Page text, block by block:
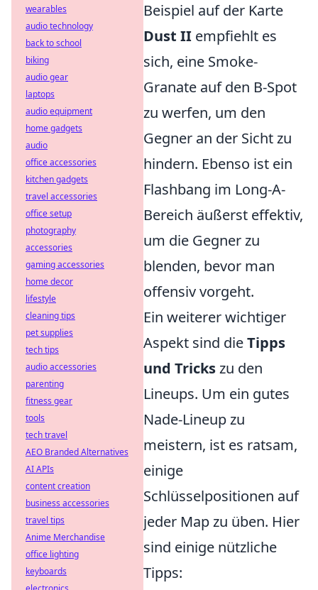
Beispiel auf der Karte
Dust II empfiehlt es
sich, eine Smoke-
Granate auf den B-Spot
zu werfen, um den
Gegner an der Sicht zu
hindern. Ebenso ist ein
Flashbang im Long-A-
Bereich äußerst effektiv,
um die Gegner zu
blenden, bevor man
offensiv vorgeht.
Ein weiterer wichtiger
Aspekt sind dieTipps
und Trickszu den
Lineups. Um ein gutes
Nade-Lineup zu
meistern, ist es ratsam,
einige
Schlüsselpositionen auf
jeder Map zu üben. Hier
sind einige nützliche
Tipps:
wearables
audio technology
back to school
biking
audio gear
laptops
audio equipment
home gadgets
audio
office accessories
kitchen gadgets
travel accessories
office setup
photography
accessories
gaming accessories
home decor
lifestyle
cleaning tips
pet supplies
tech tips
audio accessories
parenting
fitness gear
tools
tech travel
AEO Branded Alternatives
AI APIs
content creation
business accessories
travel tips
Anime Merchandise
office lighting
keyboards